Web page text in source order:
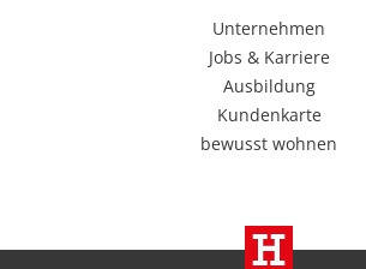
Unternehmen
Jobs & Karriere
Ausbildung
Kundenkarte
bewusst wohnen